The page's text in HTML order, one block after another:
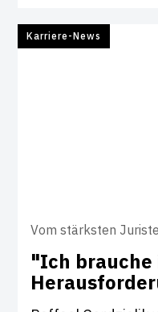
Karriere-News
Vom stärksten
"Ich brauche